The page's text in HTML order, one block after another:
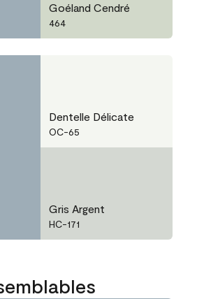
Goéland Cendré
464
Dentelle Délicate
OC-65
Gris Argent
HC-171